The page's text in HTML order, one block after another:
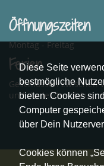
Diese Seite
bestmögliche
bieten. Cookies
Computer
über Dein
Cookies können
Öffnungszeiten
Montag - Freitag
Ferien
Geschlossen
und die letzten 2